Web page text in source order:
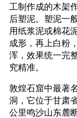
工制作成的木架
后塑泥。塑泥一
用纸浆泥或棉花
成形，再上白粉
浑，效果统一完
究精准。
敦煌石窟中最著
洞，它位于甘肃
公里鸣沙山东麓